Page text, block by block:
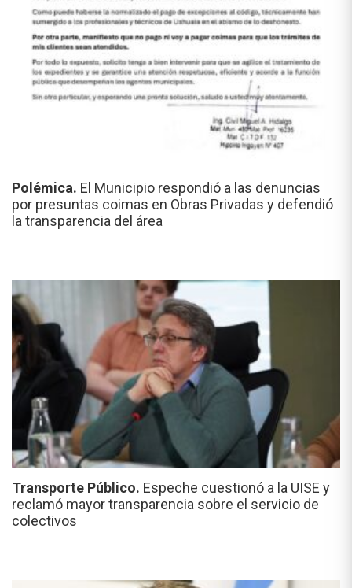
Polémica. El Municipio respondió a las denuncias
por presuntas coimas en Obras Privadas y defendió
la transparencia del área
Transporte Público. Espeche cuestionó a la UISE y
reclamó mayor transparencia sobre el servicio de
colectivos